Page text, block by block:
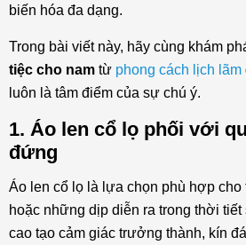
biến hóa đa dạng.
Trong bài viết này, hãy cùng khám
tiệc cho nam từ phong cách lịch lãm
luôn là tâm điểm của sự chú ý.
1. Áo len cổ lọ phối với
đứng
Áo len cổ lọ là lựa chọn phù hợp cho
hoặc những dịp diễn ra trong thời
cao tạo cảm giác trưởng thành, kín
quần chinos
11. Áo sweater phối với sơ mi
đứng
12. Áo sơ mi cổ trụ phối với
13. Áo polo dệt kim form gọn
jeans ống đứng
Kết luận